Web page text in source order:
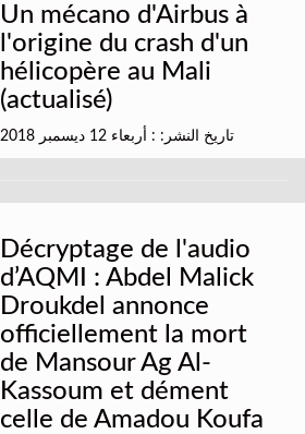
Un mécano d'Airbus à
l'origine du crash d'un
hélicopère au Mali
(actualisé)
تاريخ النشر: : أربعاء 12 ديسمبر 2018
Décryptage de l'audio
d’AQMI : Abdel Malick
Droukdel annonce
officiellement la mort
de Mansour Ag Al-
Kassoum et dément
celle de Amadou Koufa